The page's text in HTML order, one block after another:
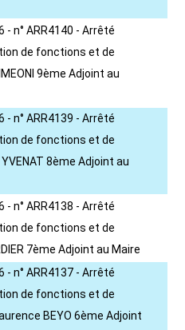
n° ARR4140 - Arrêté
de fonctions et de
9ème Adjoint au
n° ARR4139 - Arrêté
de fonctions et de
8ème Adjoint au
n° ARR4138 - Arrêté
de fonctions et de
7ème Adjoint au Maire
n° ARR4137 - Arrêté
de fonctions et de
BEYO 6ème Adjoint